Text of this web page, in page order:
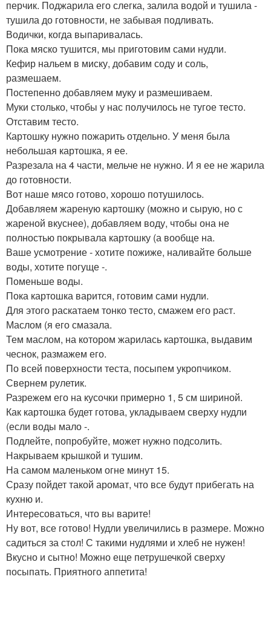
перчик. Поджарила его слегка, залила водой и тушила -
тушила до готовности, не забывая подливать.
Водички, когда выпаривалась.
Пока мяско тушится, мы приготовим сами нудли.
Кефир нальем в миску, добавим соду и соль,
размешаем.
Постепенно добавляем муку и размешиваем.
Муки столько, чтобы у нас получилось не тугое тесто.
Отставим тесто.
Картошку нужно пожарить отдельно. У меня была
небольшая картошка, я ее.
Разрезала на 4 части, мельче не нужно. И я ее не жарила
до готовности.
Вот наше мясо готово, хорошо потушилось.
Добавляем жареную картошку (можно и сырую, но с
жареной вкуснее), добавляем воду, чтобы она не
полностью покрывала картошку (а вообще на.
Ваше усмотрение - хотите пожиже, наливайте больше
воды, хотите погуще -.
Поменьше воды.
Пока картошка варится, готовим сами нудли.
Для этого раскатаем тонко тесто, смажем его раст.
Маслом (я его смазала.
Тем маслом, на котором жарилась картошка, выдавим
чеснок, размажем его.
По всей поверхности теста, посыпем укропчиком.
Свернем рулетик.
Разрежем его на кусочки примерно 1, 5 см шириной.
Как картошка будет готова, укладываем сверху нудли
(если воды мало -.
Подлейте, попробуйте, может нужно подсолить.
Накрываем крышкой и тушим.
На самом маленьком огне минут 15.
Сразу пойдет такой аромат, что все будут прибегать на
кухню и.
Интересоваться, что вы варите!
Ну вот, все готово! Нудли увеличились в размере. Можно
садиться за стол! С такими нудлями и хлеб не нужен!
Вкусно и сытно! Можно еще петрушечкой сверху
посыпать. Приятного аппетита!